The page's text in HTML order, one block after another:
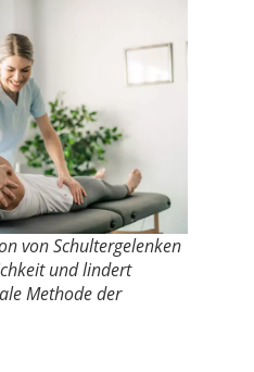
von Schultergelenken
und lindert
Methode der